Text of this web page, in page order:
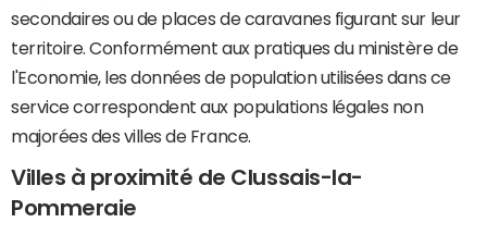
secondaires ou de places de caravanes figurant sur leur
territoire. Conformément aux pratiques du ministère de
l'Economie, les données de population utilisées dans ce
service correspondent aux populations légales non
majorées des villes de France.
Villes à proximité de Clussais-la-
Pommeraie